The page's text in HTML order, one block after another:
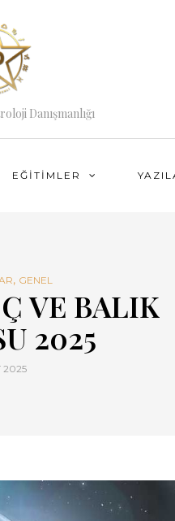
Danışmanlığı
EĞITIMLER
, GENEL
VE BALIK
2025
2025